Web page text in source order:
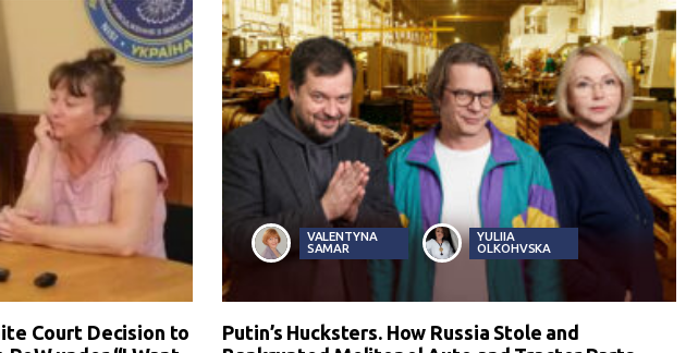
Court Decision to
VALENTYNA
SAMAR
YULIIA
OLKOHVSKA
Putin’s Hucksters. How Russia Stole and